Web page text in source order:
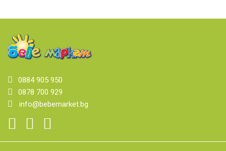
0884 905 950
0878 700 929
info@bebemarket.bg